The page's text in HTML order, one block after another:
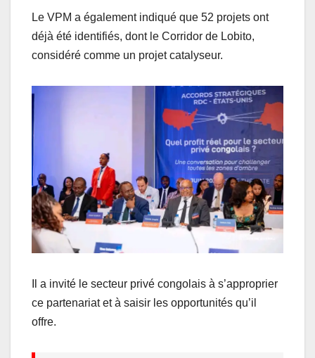
Le VPM a également indiqué que 52 projets ont
déjà été identifiés, dont le Corridor de Lobito,
considéré comme un projet catalyseur.
Il a invité le secteur privé congolais à s’approprier
ce partenariat et à saisir les opportunités qu’il
offre.